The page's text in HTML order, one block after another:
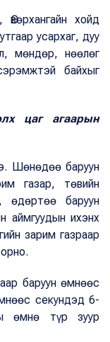
хойд
усархаг, дуу
мөндөр, нөөлөг
байхыг
цаг агаарын
Шөнөдөө баруун
газар, төвийн
өдөртөө баруун
аймгуудын ихэнх
зарим газраар
баруун өмнөөс
секундэд 6-
өмнө түр зуур